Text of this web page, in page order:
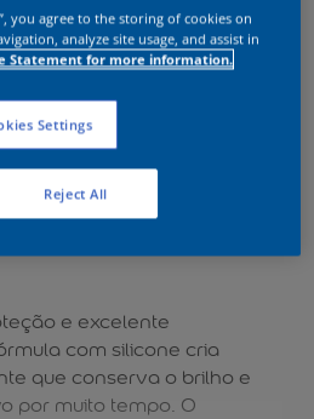
e excelente
com silicone cria
que conserva o brilho e
por muito tempo. O
you agree to the storing of cookies on
analyze site usage, and assist in
Statement for more information.
Settings
Reject All